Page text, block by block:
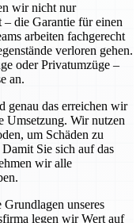
wir nicht nur
die Garantie für einen
arbeiten fachgerecht
verloren gehen.
oder Privatumzüge –
an.
genau das erreichen wir
Umsetzung. Wir nutzen
um Schäden zu
Sie sich auf das
wir alle
unseres
legen wir Wert auf